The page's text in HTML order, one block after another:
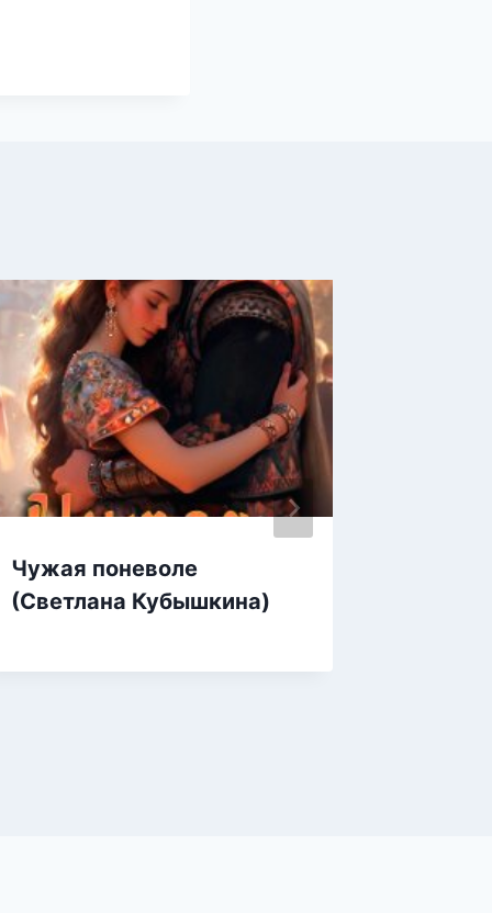
Чужая поневоле
(Светлана Кубышкина)